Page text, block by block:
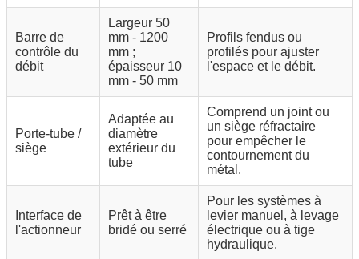
Barre de
contrôle du
débit
Largeur 50
mm - 1200
mm ;
épaisseur 10
mm - 50 mm
Profils fendus ou
profilés pour ajuster
l'espace et le débit.
Porte-tube /
siège
Adaptée au
diamètre
extérieur du
tube
Comprend un joint ou
un siège réfractaire
pour empêcher le
contournement du
métal.
Interface de
l'actionneur
Prêt à être
bridé ou serré
Pour les systèmes à
levier manuel, à levage
électrique ou à tige
hydraulique.